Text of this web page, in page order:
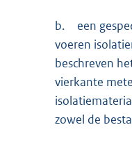
b.
een
voeren
beschreven
vierkante
zowel de